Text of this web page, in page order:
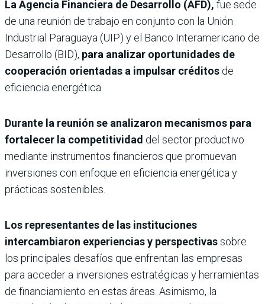
La Agencia Financiera de Desarrollo (AFD), fue sede
de una reunión de trabajo en conjunto con la Unión
Industrial Paraguaya (UIP) y el Banco Interamericano de
Desarrollo (BID), para analizar oportunidades de
cooperación orientadas a impulsar créditos de
eficiencia energética.
Durante la reunión se analizaron mecanismos para
fortalecer la competitividad del sector productivo
mediante instrumentos financieros que promuevan
inversiones con enfoque en eficiencia energética y
prácticas sostenibles.
Los representantes de las instituciones
intercambiaron experiencias y perspectivassobre
los principales desafíos que enfrentan las empresas
para acceder a inversiones estratégicas y herramientas
de financiamiento en estas áreas. Asimismo, la